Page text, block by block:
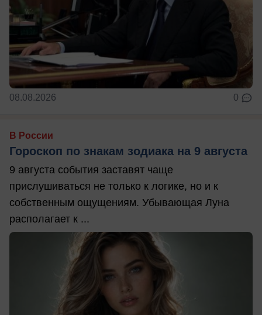
08.08.2026 0
В России
Гороскоп по знакам зодиака на 9 августа
9 августа события заставят чаще
прислушиваться не только к логике, но и к
собственным ощущениям. Убывающая Луна
располагает к ...